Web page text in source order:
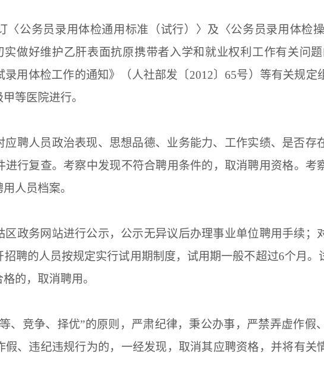
〈公务员录用体检通用标准（试行）〉及〈公务员录用体检
实做好维护乙肝表面抗原携带者入学和就业权利工作有关问
录用体检工作的通知》（人社部发〔2012〕65号）等有关规
等医院进行。
应聘人员政治表现、思想品德、业务能力、工作实绩、是否存
进行复查。考察中发现不符合聘用条件的，取消聘用资格。考
人员档案。
区政务网站进行公示，公示无异议后办理事业单位聘用手续；
聘的人员按规定实行试用期制度，试用期一般不超过6个月
的，取消聘用。
、竞争、择优”的原则，严肃纪律，秉公办事，严禁弄虚作
假、违纪违规行为的，一经发现，取消其应聘资格，并将有关